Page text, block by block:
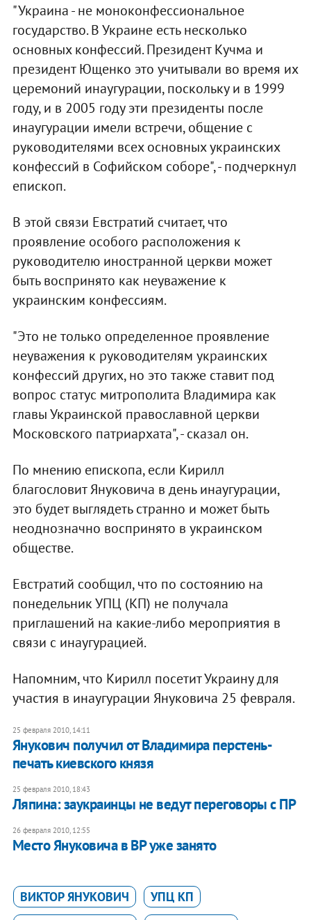
"Украина - не моноконфессиональное
государство. В Украине есть несколько
основных конфессий. Президент Кучма и
президент Ющенко это учитывали во время их
церемоний инаугурации, поскольку и в 1999
году, и в 2005 году эти президенты после
инаугурации имели встречи, общение с
руководителями всех основных украинских
конфессий в Софийском соборе", - подчеркнул
епископ.
В этой связи Евстратий считает, что
проявление особого расположения к
руководителю иностранной церкви может
быть воспринято как неуважение к
украинским конфессиям.
"Это не только определенное проявление
неуважения к руководителям украинских
конфессий других, но это также ставит под
вопрос статус митрополита Владимира как
главы Украинской православной церкви
Московского патриархата", - сказал он.
По мнению епископа, если Кирилл
благословит Януковича в день инаугурации,
это будет выглядеть странно и может быть
неоднозначно воспринято в украинском
обществе.
Евстратий сообщил, что по состоянию на
понедельник УПЦ (КП) не получала
приглашений на какие-либо мероприятия в
связи с инаугурацией.
Напомним, что Кирилл посетит Украину для
участия в инаугурации Януковича 25 февраля.
25 февраля 2010, 14:11
Янукович получил от Владимира перстень-
печать киевского князя
25 февраля 2010, 18:43
Ляпина: заукраинцы не ведут переговоры с ПР
26 февраля 2010, 12:55
Место Януковича в ВР уже занято
ВИКТОР ЯНУКОВИЧ
УПЦ КП